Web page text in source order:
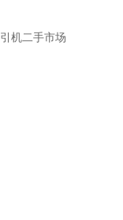
机二手市场